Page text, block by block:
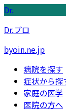
Dr.
Dr.プロ
byoin.ne.jp
病院を探す
症状から探
家庭の医学
医院の方へ